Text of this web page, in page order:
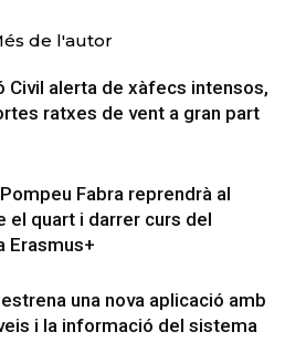
de l'autor
Civil alerta de xàfecs intensos,
ratxes de vent a gran part
Fabra reprendrà al
el quart i darrer curs del
Erasmus+
una nova aplicació amb
i la informació del sistema